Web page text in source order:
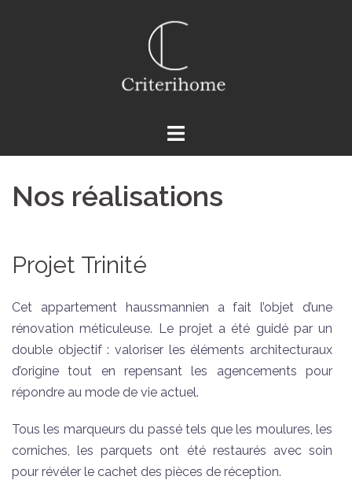
Nos réalisations
Projet Trinité
Cet appartement haussmannien a fait l’objet d’une
rénovation méticuleuse. Le projet a été guidé par un
double objectif : valoriser les éléments architecturaux
d’origine tout en repensant les agencements pour
répondre au mode de vie actuel.
Tous les marqueurs du passé tels que les moulures, les
corniches, les parquets ont été restaurés avec soin
pour révéler le cachet des pièces de réception.